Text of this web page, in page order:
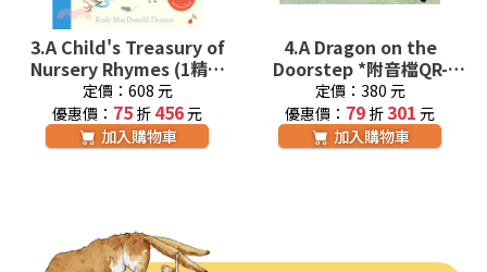
3.A Child's Treasury of
Nursery Rhymes (1精裝
+內附音檔網址) 廖彩杏老
師推薦有聲書第2年第20週
定價：608 元
優惠價： 75 折 456元
加入購物車
4.A Dragon on the
Doorstep *附音檔QR-
Code 廖彩杏老師推薦有聲
書第33週
定價：380 元
優惠價： 79 折301 元
加入購物車
新書68